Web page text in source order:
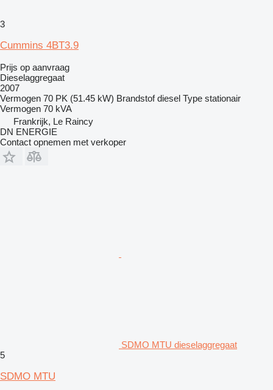
3
Cummins 4BT3.9
Prijs op aanvraag
Dieselaggregaat
2007
Vermogen 70 PK (51.45 kW) Brandstof diesel Type stationair
Vermogen 70 kVA
Frankrijk, Le Raincy
DN ENERGIE
Contact opnemen met verkoper
SDMO MTU dieselaggregaat
5
SDMO MTU